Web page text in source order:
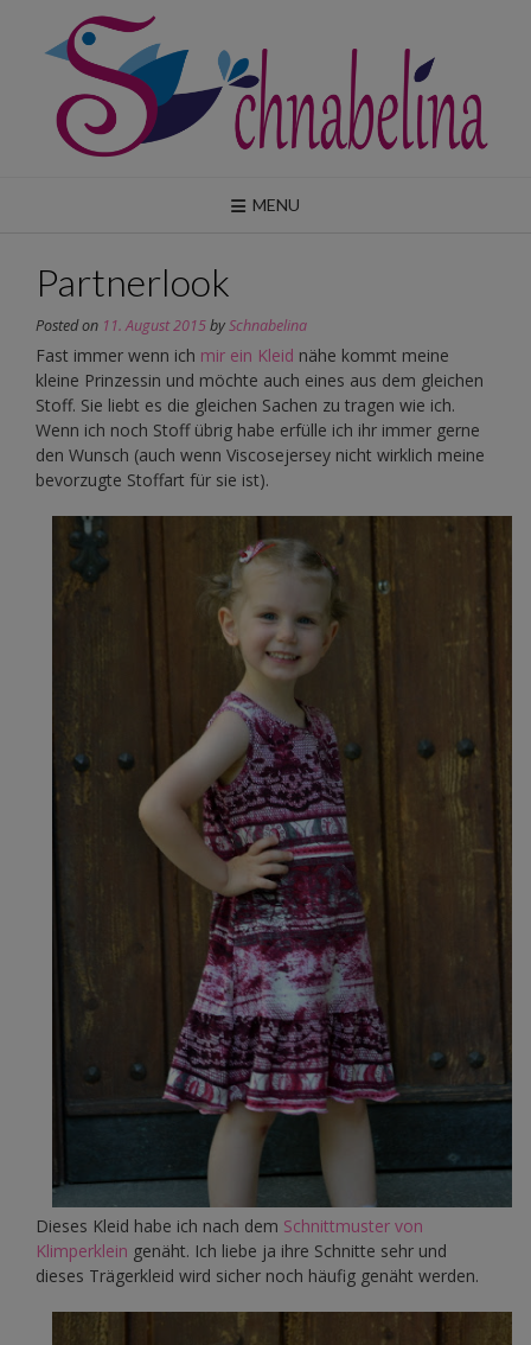
content
MENU
Partnerlook
Posted on 11. August 2015bySchnabelina
Fast immer wenn ich mir ein Kleid nähe kommt meine
kleine Prinzessin und möchte auch eines aus dem gleichen
Stoff. Sie liebt es die gleichen Sachen zu tragen wie ich.
Wenn ich noch Stoff übrig habe erfülle ich ihr immer gerne
den Wunsch (auch wenn Viscosejersey nicht wirklich meine
bevorzugte Stoffart für sie ist).
Dieses Kleid habe ich nach dem Schnittmuster von
Klimperklein genäht. Ich liebe ja ihre Schnitte sehr und
dieses Trägerkleid wird sicher noch häufig genäht werden.